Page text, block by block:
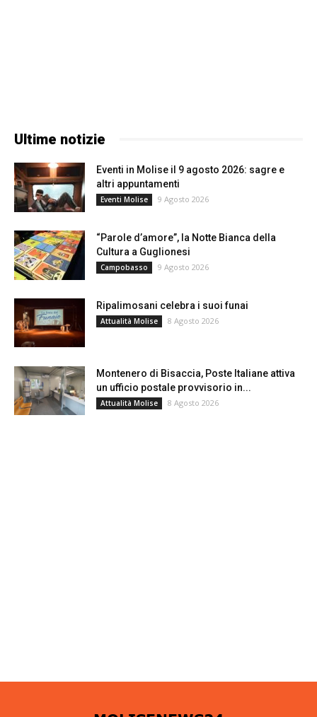
Ultime notizie
Eventi in Molise il 9 agosto 2026: sagre e
altri appuntamenti
Eventi Molise 9 Agosto 2026
“Parole d’amore”, la Notte Bianca della
Cultura a Guglionesi
Campobasso 9 Agosto 2026
Ripalimosani celebra i suoi funai
Attualità Molise 8 Agosto 2026
Montenero di Bisaccia, Poste Italiane attiva
un ufficio postale provvisorio in...
Attualità Molise 8 Agosto 2026